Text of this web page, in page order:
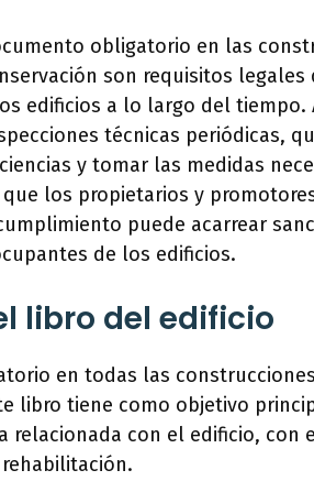
obligatorio en las
son requisitos legales
edificios a lo largo del tiempo.
técnicas periódicas,
y tomar las medidas
los propietarios y
puede acarrear
de los edificios.
libro del edificio
en todas las
libro tiene como objetivo
con el edificio, con